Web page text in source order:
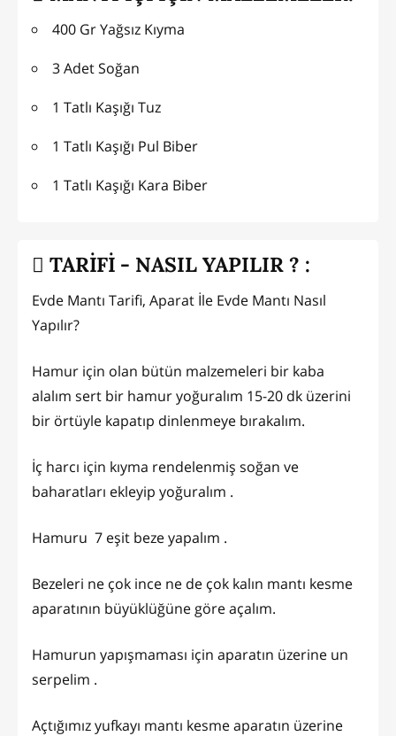
400 Gr Yağsız Kıyma
3 Adet Soğan
1 Tatlı Kaşığı Tuz
1 Tatlı Kaşığı Pul Biber
1 Tatlı Kaşığı Kara Biber
TARİFİ - NASIL YAPILIR ? :
Evde Mantı Tarifi, Aparat İle Evde Mantı Nasıl
Yapılır?
Hamur için olan bütün malzemeleri bir kaba
alalım sert bir hamur yoğuralım 15-20 dk üzerini
bir örtüyle kapatıp dinlenmeye bırakalım.
İç harcı için kıyma rendelenmiş soğan ve
baharatları ekleyip yoğuralım .
Hamuru 7 eşit beze yapalım .
Bezeleri ne çok ince ne de çok kalın mantı kesme
aparatının büyüklüğüne göre açalım.
Hamurun yapışmaması için aparatın üzerine un
serpelim .
Açtığımız yufkayı mantı kesme aparatın üzerine